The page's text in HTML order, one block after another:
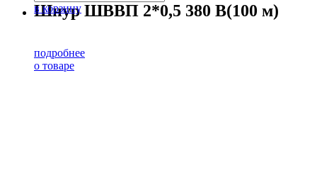
в корзину
Шнур ШВВП 2*0,5 380 В(100 м)
подробнее
о товаре